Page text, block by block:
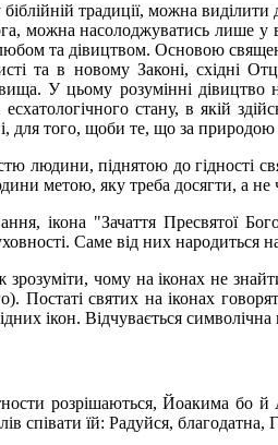
традиції, можна
можна насолоджуватись лише у
та дівицтвом. Основою
та в новому Законі, східні
У цьому розумінні
стану, в якій
для того, щоби те, що за
людини, піднятою до гідності
метою, яку треба досягти, а
ікона "Зачаття Пресвятої
Саме від них народиться
чому на іконах не
Постаті святих на іконах
ікон. Відчувається
розрішаються, Йоакима бо
співати їй: Радуйся, благодатна,